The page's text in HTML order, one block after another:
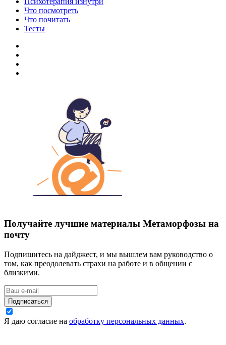
Что посмотреть
Что почитать
Тесты
Получайте лучшие материалы Метаморфозы на
почту
Подпишитесь на дайджест, и мы вышлем вам руководство о
том, как преодолевать страхи на работе и в общении с
близкими.
Подписаться
Я даю согласие на обработку персональных данных.